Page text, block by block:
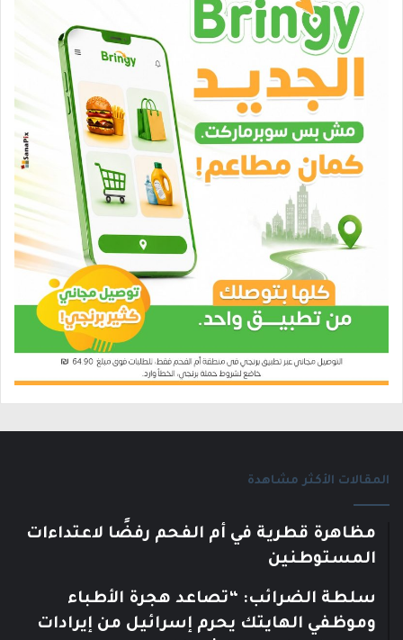
المقالات الأكثر مشاهدة
مظاهرة قطرية في أم الفحم رفضًا لاعتداءات
المستوطنين
سلطة الضرائب: “تصاعد هجرة الأطباء
وموظفي الهايتك يحرم إسرائيل من إيرادات